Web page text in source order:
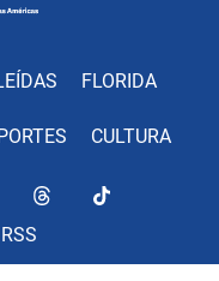
FLORIDA
CULTURA
RSS